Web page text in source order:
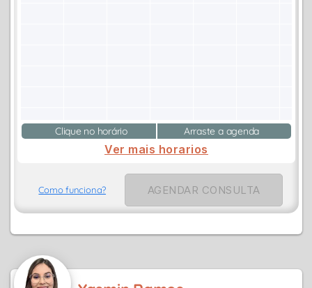
Clique no horário Arraste a agenda
Ver mais horarios
Como funciona? AGENDAR CONSULTA